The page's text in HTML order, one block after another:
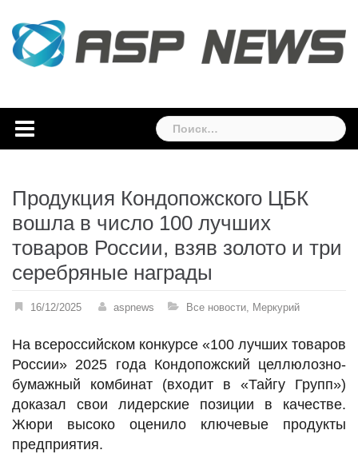
content
Найти:
Продукция Кондопожского ЦБК
вошла в число 100 лучших
товаров России, взяв золото и три
серебряные награды
16/12/2025 aspnews Все новости, Меркурий
На всероссийском конкурсе «100 лучших товаров
России» 2025 года Кондопожский целлюлозно-
бумажный комбинат (входит в «Тайгу Групп»)
доказал свои лидерские позиции в качестве.
Жюри высоко оценило ключевые продукты
предприятия.